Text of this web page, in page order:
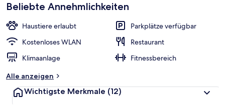
Beliebte Annehmlichkeiten
Haustiere erlaubt
Parkplätze verfügbar
Kostenloses WLAN
Restaurant
Klimaanlage
Fitnessbereich
Alle anzeigen
Wichtigste Merkmale (12)